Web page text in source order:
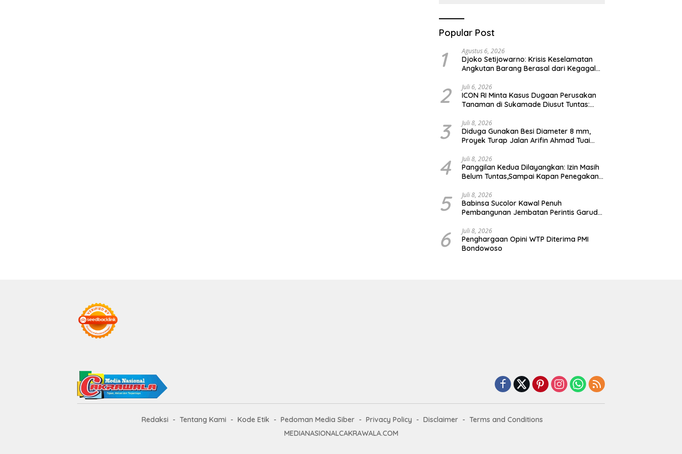
Popular Post
1 Agustus 6, 2026
Djoko Setijowarno: Krisis Keselamatan
Angkutan Barang Berasal dari Kegagalan
2 Juli 6, 2026
ICON RI Minta Kasus Dugaan Perusakan
Tanaman di Sukamade Diusut Tuntas:
Membuktikan Haknya
3 Juli 8, 2026
Diduga Gunakan Besi Diameter 8 mm,
Proyek Turap Jalan Arifin Ahmad Tuai
4 Juli 8, 2026
Panggilan Kedua Dilayangkan: Izin Masih
Belum Tuntas,Sampai Kapan Penegakan
Pembinaan
5 Juli 8, 2026
Babinsa Sucolor Kawal Penuh
Pembangunan Jembatan Perintis Garuda
6 Juli 8, 2026
Penghargaan Opini WTP Diterima PMI
Bondowoso
Redaksi Tentang Kami Kode Etik Pedoman Media Siber Privacy Policy Disclaimer
Terms and Conditions
MEDIANASIONALCAKRAWALA.COM